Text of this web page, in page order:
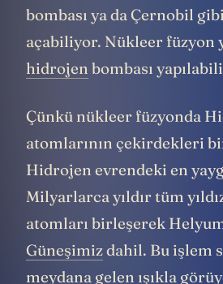
bombası ya da Çernobil
açabiliyor. Nükleer füzyon
hidrojen bombası
Çünkü nükleer füzyonda
atomlarının çekirdekleri
Hidrojen evrendeki en
Milyarlarca yıldır tüm
atomları birleşerek
Güneşimizdahil. Bu işlem
meydana gelen ışıkla